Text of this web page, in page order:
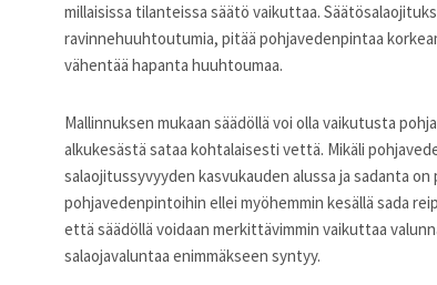
millaisissa tilanteissa säätö vaikuttaa.
ravinnehuuhtoutumia, pitää pohjavedenpintaa
vähentää hapanta huuhtoumaa.
Mallinnuksen mukaan säädöllä voi olla vaikutusta
alkukesästä sataa kohtalaisesti vettä. Mikäli
salaojitussyvyyden kasvukauden alussa ja sadanta
pohjavedenpintoihin ellei myöhemmin kesällä sada
että säädöllä voidaan merkittävimmin vaikuttaa
salaojavaluntaa enimmäkseen syntyy.